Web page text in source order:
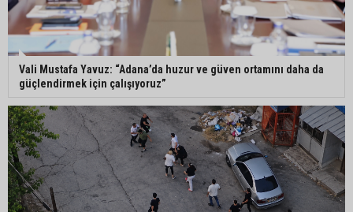
Eski polis memuru Ergün Karakaya’nın
öldürüldüğü silahlı kavganın görüntüleri ortaya
çıktı
İmamoğlu’nda hijyen ve etiket kontrolü
Mustafa Özkan: "Yüreğir Belediye Başkan
Vekilliği seçimine ilişkin hukuki süreç başlatıldı"
Vali Mustafa Yavuz: “Adana’da huzur ve güven ortamını daha da
güçlendirmek için çalışıyoruz”